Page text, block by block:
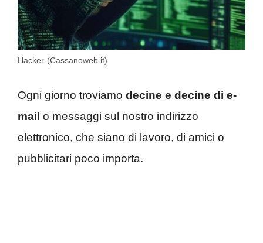
Hacker-(Cassanoweb.it)
Ogni giorno troviamo decine e decine di e-
mail o messaggi sul nostro indirizzo
elettronico, che siano di lavoro, di amici o
pubblicitari poco importa.